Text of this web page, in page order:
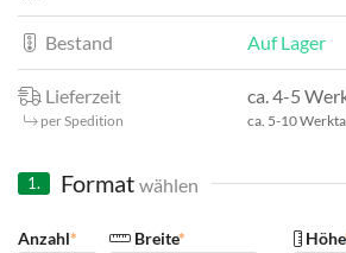
Bestand Auf Lager
Lieferzeit
per Spedition
ca. 4-5
ca. 5-10
1. Format wählen
Anzahl* Breite* Höhe